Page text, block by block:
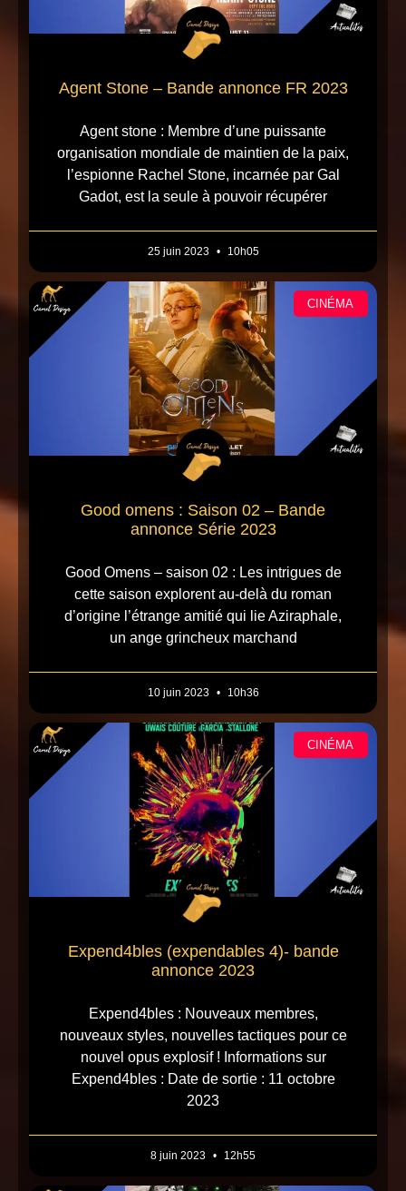
Agent Stone – Bande annonce FR 2023
Agent stone : Membre d’une puissante
organisation mondiale de maintien de la paix,
l’espionne Rachel Stone, incarnée par Gal
Gadot, est la seule à pouvoir récupérer
25 juin 2023 10h05
CINÉMA
Good omens : Saison 02 – Bande
annonce Série 2023
Good Omens – saison 02 : Les intrigues de
cette saison explorent au-delà du roman
d’origine l’étrange amitié qui lie Aziraphale,
un ange grincheux marchand
10 juin 2023 10h36
CINÉMA
Expend4bles (expendables 4)- bande
annonce 2023
Expend4bles : Nouveaux membres,
nouveaux styles, nouvelles tactiques pour ce
nouvel opus explosif ! Informations sur
Expend4bles : Date de sortie : 11 octobre
2023
8 juin 2023 12h55